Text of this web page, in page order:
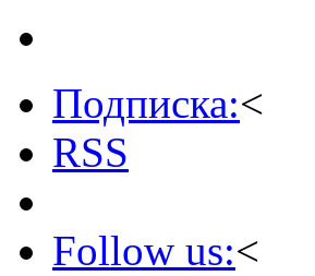
Подписка:<
RSS
Follow us:<